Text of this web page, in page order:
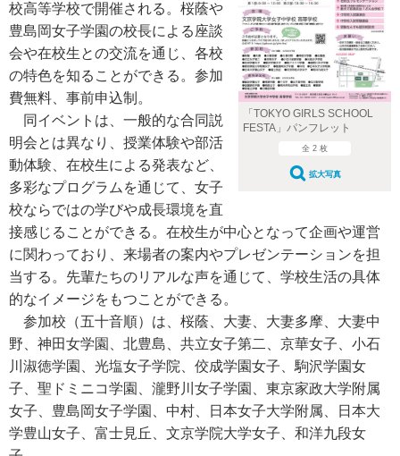
「TOKYO GIRLS SCHOOL
FESTA」パンフレット
全 2 枚
拡大写真
校高等学校で開催される。桜蔭や
豊島岡女子学園の校長による座談
会や在校生との交流を通じ、各校
の特色を知ることができる。参加
費無料、事前申込制。
同イベントは、一般的な合同説
明会とは異なり、授業体験や部活
動体験、在校生による発表など、
多彩なプログラムを通じて、女子
校ならではの学びや成長環境を直
接感じることができる。在校生が中心となって企画や運営
に関わっており、来場者の案内やプレゼンテーションを担
当する。先輩たちのリアルな声を通じて、学校生活の具体
的なイメージをもつことができる。
参加校（五十音順）は、桜蔭、大妻、大妻多摩、大妻中
野、神田女学園、北豊島、共立女子第二、京華女子、小石
川淑徳学園、光塩女子学院、佼成学園女子、駒沢学園女
子、聖ドミニコ学園、瀧野川女子学園、東京家政大学附属
女子、豊島岡女子学園、中村、日本女子大学附属、日本大
学豊山女子、富士見丘、文京学院大学女子、和洋九段女